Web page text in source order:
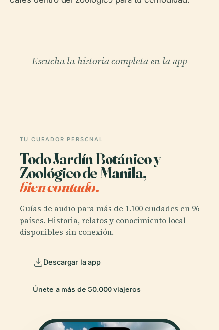
Escucha la historia completa en la app
TU CURADOR PERSONAL
Todo Jardín Botánico y
Zoológico de Manila,
bien contado.
Guías de audio para más de 1.100 ciudades en 96
países. Historia, relatos y conocimiento local —
disponibles sin conexión.
Descargar la app
Únete a más de 50.000 viajeros